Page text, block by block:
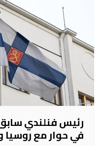
رئيس فنلندي
في حوار مع روسيا